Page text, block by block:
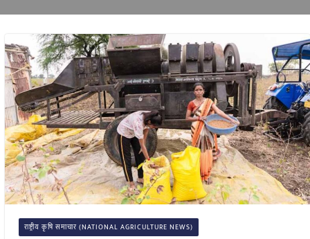
राष्ट्रीय कृषि समाचार (NATIONAL AGRICULTURE NEWS)